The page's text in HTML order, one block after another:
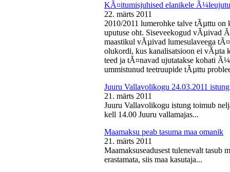
KÃ¤itumisjuhised elanikele
22. märts 2011
2010/2011 lumerohke talve tÃµttu on
uputuse oht. Siseveekogud vÃµivad
maastikul vÃµivad lumesulaveega
olukordi, kus kanalisatsioon ei vÃµta
teed ja tÃ¤navad ujutatakse kohati
ummistunud teetruupide tÃµttu
Juuru Vallavolikogu 24.03.2011 istung
21. märts 2011
Juuru Vallavolikogu istung toimub
kell 14.00 Juuru vallamajas...
Maamaksu peab tasuma maa omanik
21. märts 2011
Maamaksuseadusest tulenevalt tasub
erastamata, siis maa kasutaja...